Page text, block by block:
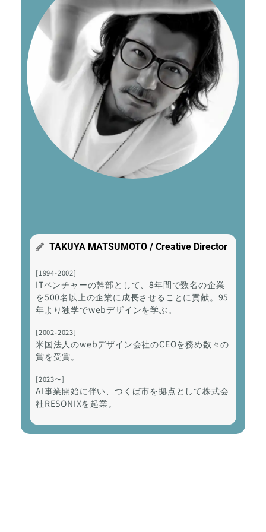
TAKUYA MATSUMOTO / Creative Director
[1994-2002]
ITベンチャーの幹部として、8年間で数名の企業
を500名以上の企業に成長させることに貢献。95
年より独学でwebデザインを学ぶ。
[2002-2023]
米国法人のwebデザイン会社のCEOを務め数々の
賞を受賞。
[2023〜]
AI事業開始に伴い、つくば市を拠点として株式会
社RESONIXを起業。